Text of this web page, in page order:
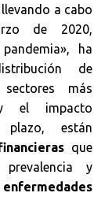
a cabo
de 2020,
ha
de
más
el impacto
están
que
y
enfermedades